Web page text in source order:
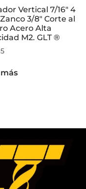
Vertical 7/16″ 4
3/8″ Corte al
Acero Alta
M2. GLT ®